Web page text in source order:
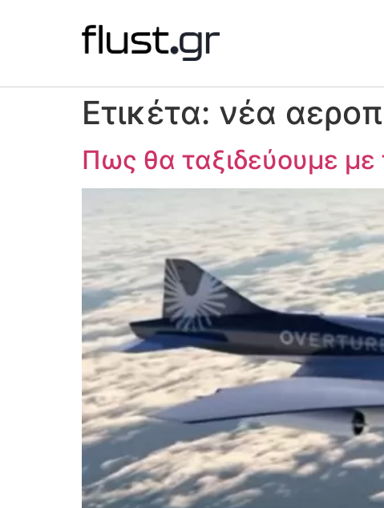
Ετικέτα: νέα
Πως θα ταξιδεύουμε